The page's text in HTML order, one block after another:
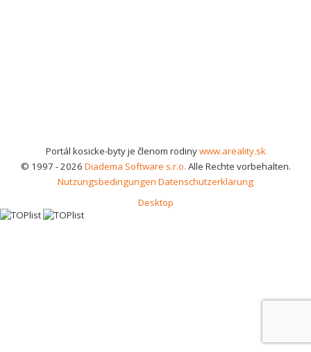
Portál kosicke-byty je členom rodinywww.areality.sk
© 1997 - 2026 Diadema Software s.r.o. Alle Rechte vorbehalten.
Nutzungsbedingungen Datenschutzerklärung
Desktop